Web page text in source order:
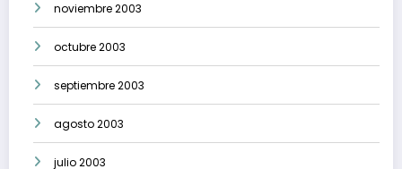
noviembre 2003
octubre 2003
septiembre 2003
agosto 2003
julio 2003